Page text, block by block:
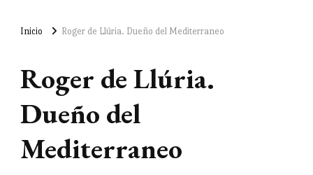
Inicio Roger de Llúria. Dueño del Mediterraneo
Roger de Llúria.
Dueño del
Mediterraneo